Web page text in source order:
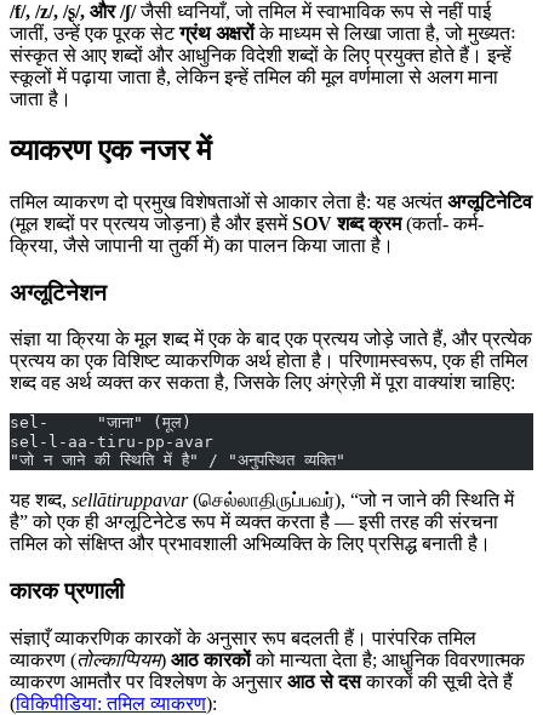
/f/, /z/, /ʂ/, और /ʃ/जैसी ध्वनियाँ, जो तमिल में स्वाभाविक रूप से नहीं पाई
जातीं, उन्हें एक पूरक सेटग्रंथ अक्षरोंके माध्यम से लिखा जाता है, जो मुख्यतः
संस्कृत से आए शब्दों और आधुनिक विदेशी शब्दों के लिए प्रयुक्त होते हैं। इन्हें
स्कूलों में पढ़ाया जाता है, लेकिन इन्हें तमिल की मूल वर्णमाला से अलग माना
जाता है।
व्याकरण एक नजर में
तमिल व्याकरण दो प्रमुख विशेषताओं से आकार लेता है: यह अत्यंतअग्लूटिनेटिव
(मूल शब्दों पर प्रत्यय जोड़ना) है और इसमेंSOV शब्द क्रम(कर्ता- कर्म-
क्रिया, जैसे जापानी या तुर्की में) का पालन किया जाता है।
अग्लूटिनेशन
संज्ञा या क्रिया के मूल शब्द में एक के बाद एक प्रत्यय जोड़े जाते हैं, और प्रत्येक
प्रत्यय का एक विशिष्ट व्याकरणिक अर्थ होता है। परिणामस्वरूप, एक ही तमिल
शब्द वह अर्थ व्यक्त कर सकता है, जिसके लिए अंग्रेज़ी में पूरा वाक्यांश चाहिए:
sel-     "जाना" (मूल)
sel-l-aa-tiru-pp-avar
"जो न जाने की स्थिति में है" / "अनुपस्थित व्यक्ति"
यह शब्द, sellātiruppavar(செல்லாதிருப்பவர்), “जो न जाने की स्थिति में
है” को एक ही अग्लूटिनेटेड रूप में व्यक्त करता है — इसी तरह की संरचना
तमिल को संक्षिप्त और प्रभावशाली अभिव्यक्ति के लिए प्रसिद्ध बनाती है।
कारक प्रणाली
संज्ञाएँ व्याकरणिक कारकों के अनुसार रूप बदलती हैं। पारंपरिक तमिल
व्याकरण (तोल्काप्पियम) आठ कारकोंको मान्यता देता है; आधुनिक विवरणात्मक
व्याकरण आमतौर पर विश्लेषण के अनुसारआठ से दसकारकों की सूची देते हैं
(विकिपीडिया: तमिल व्याकरण):